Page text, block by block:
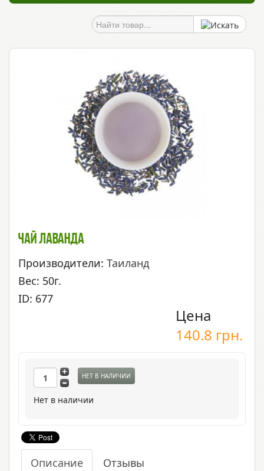
Чай Лаванда
Производители: Таиланд
Вес: 50г.
ID: 677
Цена
140.8 грн.
НЕТ В НАЛИЧИИ
Нет в наличии
Описание Отзывы